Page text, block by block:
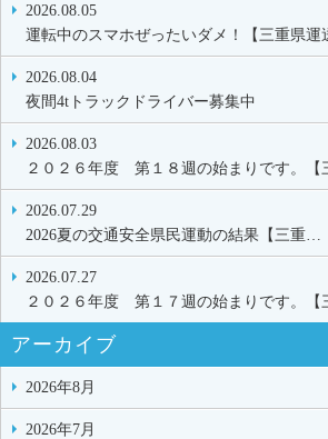
2026.08.05
運転中のスマホぜったいダメ！【三重県運
2026.08.04
夜間4tトラックドライバー募集中
2026.08.03
２０２６年度 第１８週の始まりです。【
2026.07.29
2026夏の交通安全県民運動の結果【三重…
2026.07.27
２０２６年度 第１７週の始まりです。【
アーカイブ
2026年8月
2026年7月